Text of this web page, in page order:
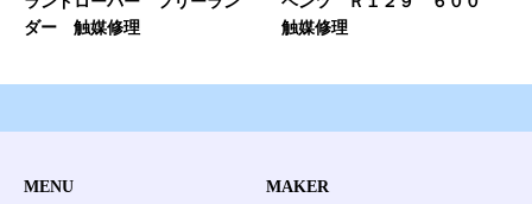
ダー 触媒修理
触媒修理
MENU MAKER